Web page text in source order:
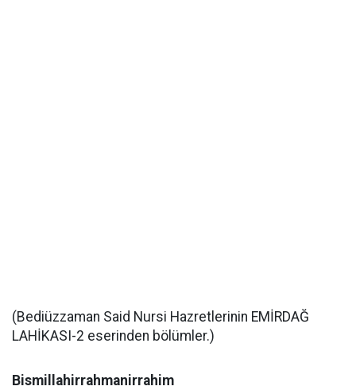
(Bediüzzaman Said Nursi Hazretlerinin EMİRDAĞ
LAHİKASI-2 eserinden bölümler.)
Bismillahirrahmanirrahim